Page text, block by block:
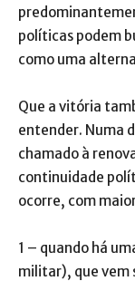
políticas podem
como uma
Que a vitória
entender. Numa
chamado à
continuidade
ocorre, com
1 – quando há
militar), que vem